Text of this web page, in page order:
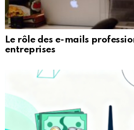
Le rôle des e-mails
entreprises